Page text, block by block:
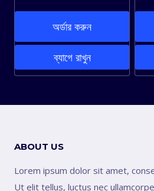
অর্ডার করুন
ব্যাগে রাখুন
ABOUT US
Lorem ipsum dolor sit amet,
Ut elit tellus, luctus nec